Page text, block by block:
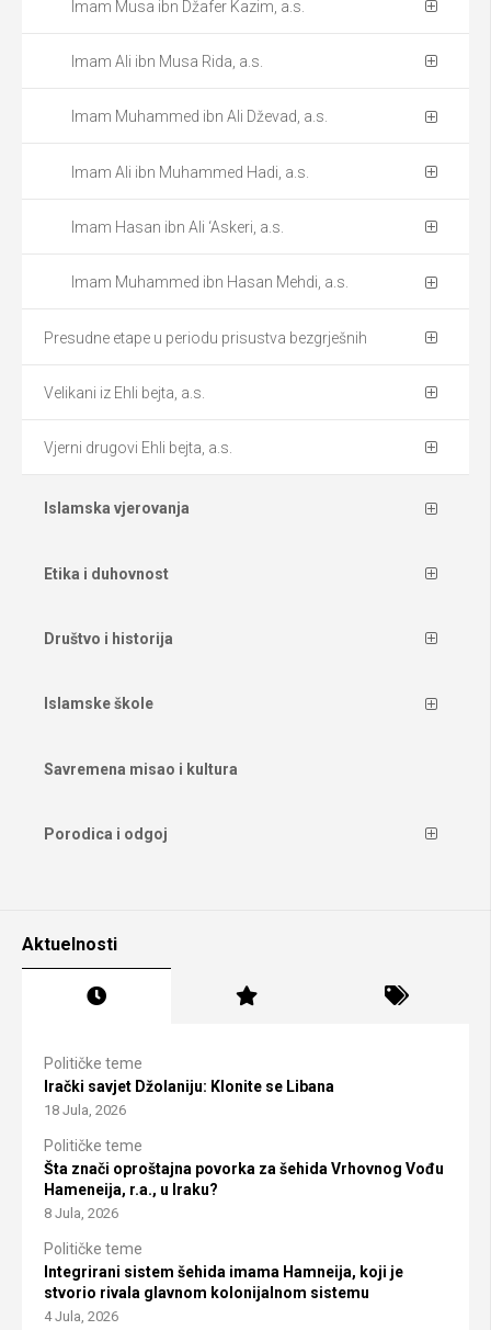
Imam Musa ibn Džafer Kazim, a.s.
Imam Ali ibn Musa Rida, a.s.
Imam Muhammed ibn Ali Dževad, a.s.
Imam Ali ibn Muhammed Hadi, a.s.
Imam Hasan ibn Ali ‘Askeri, a.s.
Imam Muhammed ibn Hasan Mehdi, a.s.
Presudne etape u periodu prisustva bezgrješnih
Velikani iz Ehli bejta, a.s.
Vjerni drugovi Ehli bejta, a.s.
Islamska vjerovanja
Etika i duhovnost
Društvo i historija
Islamske škole
Savremena misao i kultura
Porodica i odgoj
Aktuelnosti
Političke teme
Irački savjet Džolaniju: Klonite se Libana
18 Jula, 2026
Političke teme
Šta znači oproštajna povorka za šehida Vrhovnog Vođu
Hameneija, r.a., u Iraku?
8 Jula, 2026
Političke teme
Integrirani sistem šehida imama Hamneija, koji je
stvorio rivala glavnom kolonijalnom sistemu
4 Jula, 2026